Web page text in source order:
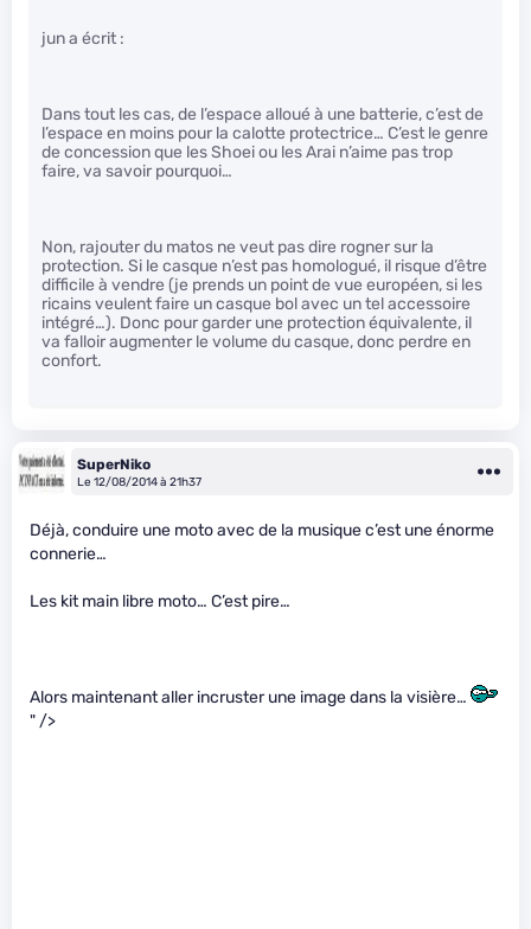
jun a écrit :
Dans tout les cas, de l’espace alloué à une batterie, c’est de
l’espace en moins pour la calotte protectrice… C’est le genre
de concession que les Shoei ou les Arai n’aime pas trop
faire, va savoir pourquoi…
Non, rajouter du matos ne veut pas dire rogner sur la
protection. Si le casque n’est pas homologué, il risque d’être
difficile à vendre (je prends un point de vue européen, si les
ricains veulent faire un casque bol avec un tel accessoire
intégré…). Donc pour garder une protection équivalente, il
va falloir augmenter le volume du casque, donc perdre en
confort.
SuperNiko
Le 12/08/2014 à 21h37
Déjà, conduire une moto avec de la musique c’est une énorme
connerie…
Les kit main libre moto… C’est pire…
Alors maintenant aller incruster une image dans la visière…
" />